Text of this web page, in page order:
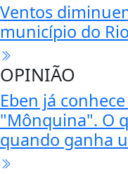
Ventos
município do
OPINIÃO
Eben já
"Mônquina". O
quando ganha